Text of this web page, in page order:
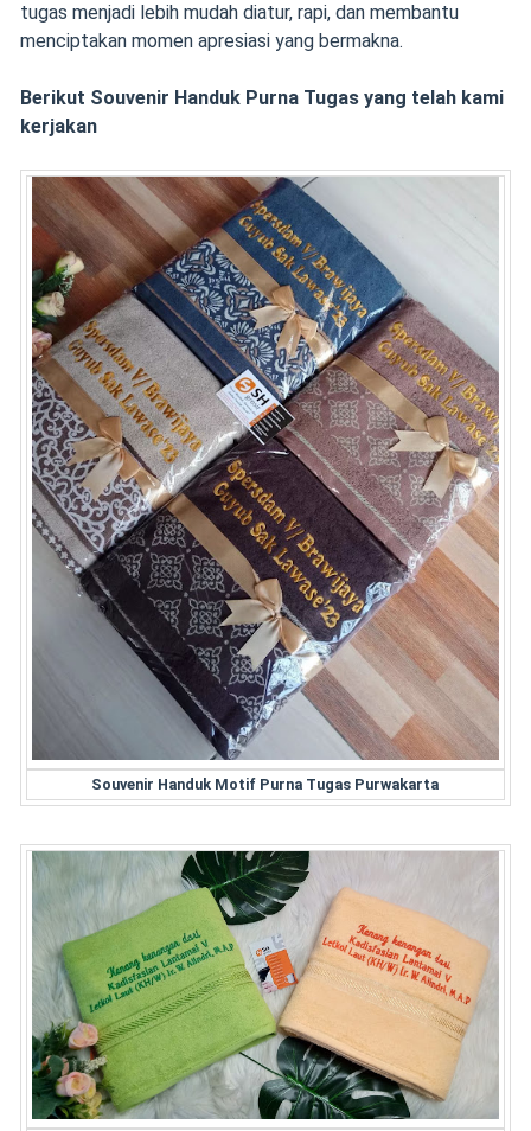
tugas menjadi lebih mudah diatur, rapi, dan membantu
menciptakan momen apresiasi yang bermakna.
Berikut Souvenir Handuk Purna Tugas yang telah kami
kerjakan
Souvenir Handuk Motif Purna Tugas Purwakarta